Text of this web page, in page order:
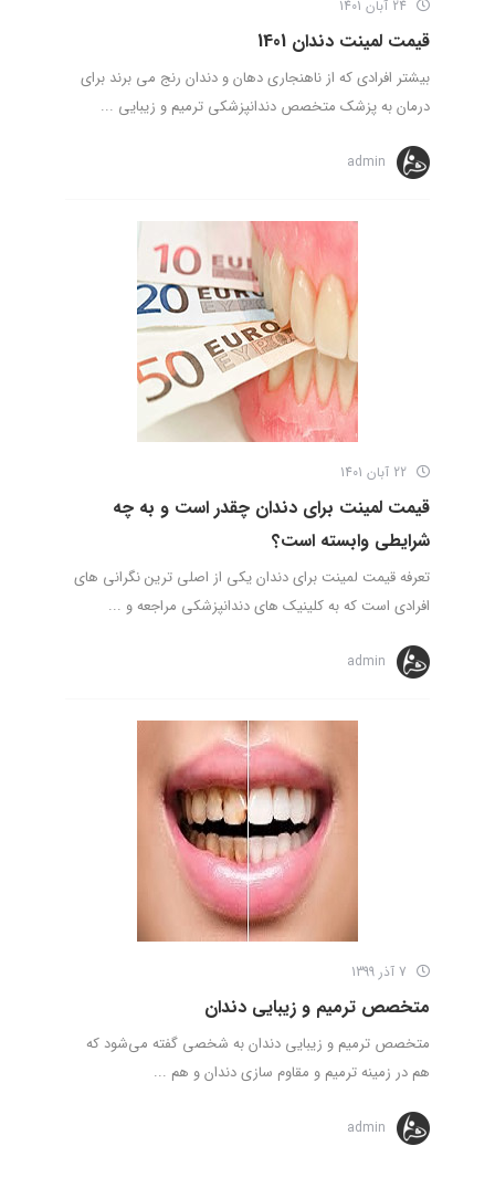
قیمت لمینت دندان 1401
بیشتر افرادی که از ناهنجاری دهان و دندان رنج می برند برای
درمان به پزشک متخصص دندانپزشکی ترمیم و زیبایی ...
admin
قیمت لمینت برای دندان چقدر است و به چه
شرایطی وابسته است؟
تعرفه قیمت لمینت برای دندان یکی از اصلی ترین نگرانی های
افرادی است که به کلینیک های دندانپزشکی مراجعه و ...
admin
متخصص ‌ترمیم و زیبایی دندان
متخصص ‌ترمیم و زیبایی دندان به شخصی گفته می‌شود که
هم در زمینه ترمیم و مقاوم سازی دندان و هم ...
admin